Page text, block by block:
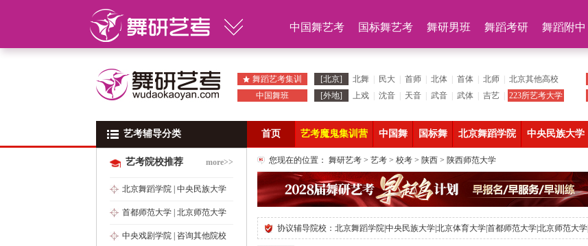
中国舞艺考 国标舞艺考 舞研男班 舞蹈考研 舞蹈附中
舞蹈艺考集训 [北京] 北舞 民大 首师 北体 首体 北师 北京其他高校
中国舞班
[外地] 上戏 沈音 天音 武音 武体 吉艺 223所艺考大学
艺考辅导分类 首页 艺考魔鬼集训营 中国舞 国标舞 北京舞蹈学院 中央民族大学
艺考辅导分类
艺考院校推荐 more>>
北京舞蹈学院 中央民族大学
首都师范大学 北京师范大学
中央戏剧学院 咨询其他院校
您现在的位置： 舞研艺考 > 艺考 > 校考 > 陕西 > 陕西师范大学
协议辅导院校： 北京舞蹈学院中央民族大学北京体育大学首都师范大学北京师范大学